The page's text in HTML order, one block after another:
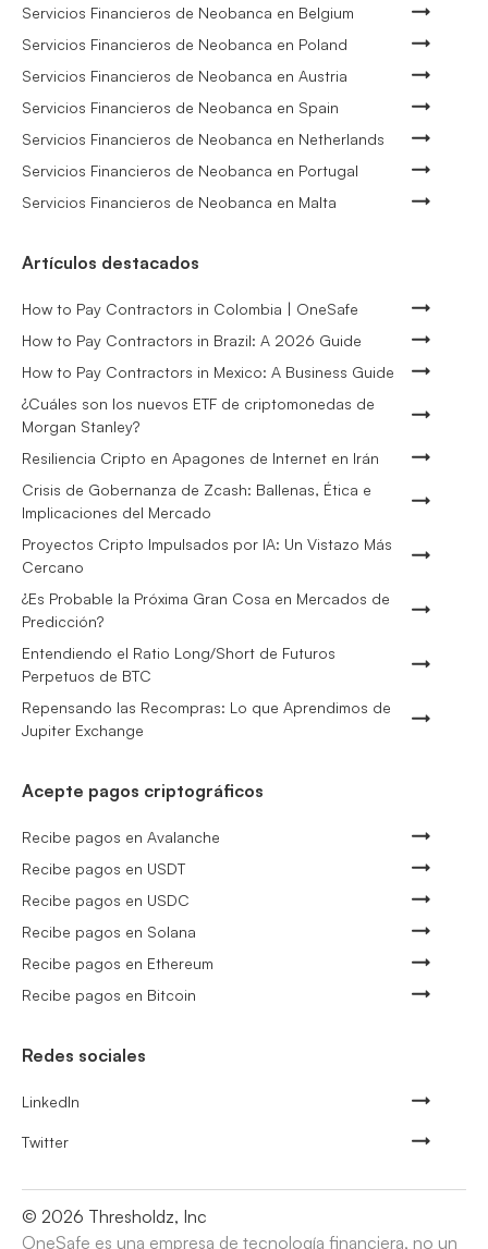
Servicios Financieros de Neobanca en Belgium
Servicios Financieros de Neobanca en Poland
Servicios Financieros de Neobanca en Austria
Servicios Financieros de Neobanca en Spain
Servicios Financieros de Neobanca en Netherlands
Servicios Financieros de Neobanca en Portugal
Servicios Financieros de Neobanca en Malta
Artículos destacados
How to Pay Contractors in Colombia | OneSafe
How to Pay Contractors in Brazil: A 2026 Guide
How to Pay Contractors in Mexico: A Business Guide
¿Cuáles son los nuevos ETF de criptomonedas de
Morgan Stanley?
Resiliencia Cripto en Apagones de Internet en Irán
Crisis de Gobernanza de Zcash: Ballenas, Ética e
Implicaciones del Mercado
Proyectos Cripto Impulsados por IA: Un Vistazo Más
Cercano
¿Es Probable la Próxima Gran Cosa en Mercados de
Predicción?
Entendiendo el Ratio Long/Short de Futuros
Perpetuos de BTC
Repensando las Recompras: Lo que Aprendimos de
Jupiter Exchange
Acepte pagos criptográficos
Recibe pagos en Avalanche
Recibe pagos en USDT
Recibe pagos en USDC
Recibe pagos en Solana
Recibe pagos en Ethereum
Recibe pagos en Bitcoin
Redes sociales
LinkedIn
Twitter
© 2026 Thresholdz, Inc
OneSafe es una empresa de tecnología financiera, no un